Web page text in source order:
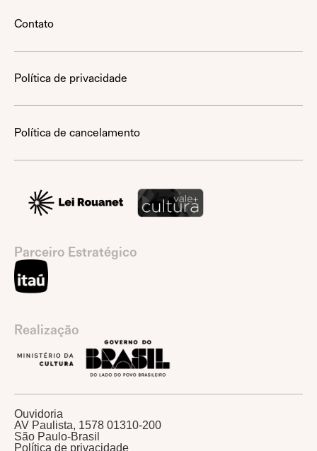
Contato
Política de privacidade
Política de cancelamento
Parceiro Estratégico
Realização
Ouvidoria
AV Paulista, 1578 01310-200
São Paulo-Brasil
Política de privacidade